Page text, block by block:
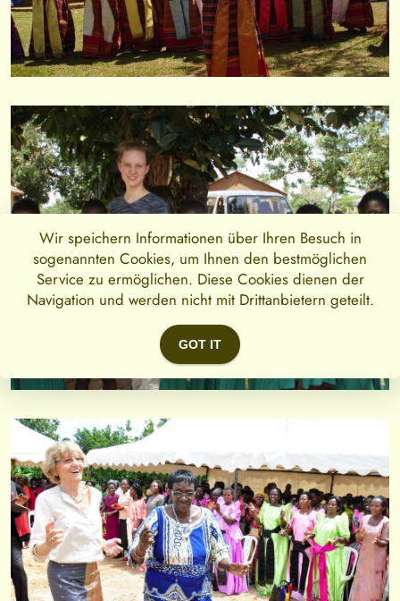
Wir speichern Informationen über Ihren Besuch in
sogenannten Cookies, um Ihnen den bestmöglichen
Service zu ermöglichen. Diese Cookies dienen der
Navigation und werden nicht mit Drittanbietern geteilt.
GOT IT